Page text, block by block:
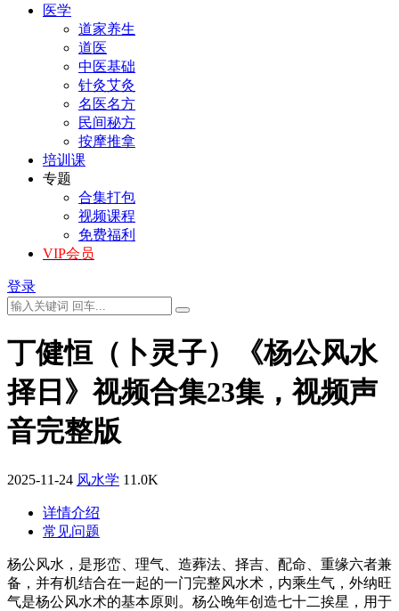
医学
道家养生
道医
中医基础
针灸艾灸
名医名方
民间秘方
按摩推拿
培训课
专题
合集打包
视频课程
免费福利
VIP会员
登录
丁健恒（卜灵子）《杨公风水
择日》视频合集23集，视频声
音完整版
2025-11-24 风水学 11.0K
详情介绍
常见问题
杨公风水，是形峦、理气、造葬法、择吉、配命、重缘六者兼
备，并有机结合在一起的一门完整风水术，内乘生气，外纳旺
气是杨公风水术的基本原则。杨公晚年创造七十二挨星，用于